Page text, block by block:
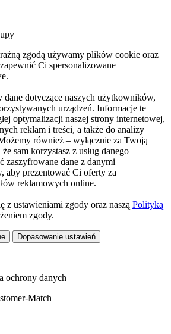
zgodą używamy plików cookie oraz
Ci spersonalizowane
dotyczące naszych użytkowników,
urządzeń. Informacje te
optymalizacji naszej strony internetowej,
reklam i treści, a także do analizy
również – wyłącznie za Twoją
sam korzystasz z usług danego
zaszyfrowane dane z danymi
aby prezentować Ci oferty za
reklamowych online.
z ustawieniami zgody oraz naszą Polityką
zgody.
Dopasowanie ustawień
ochrony danych
Match